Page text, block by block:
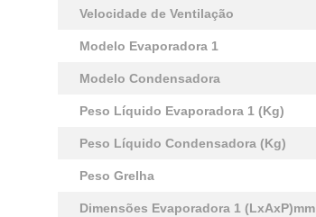
Velocidade de Ventilação
Modelo Evaporadora 1
Modelo Condensadora
Peso Líquido Evaporadora 1 (Kg)
Peso Líquido Condensadora (Kg)
Peso Grelha
Dimensões Evaporadora 1 (LxAxP)mm